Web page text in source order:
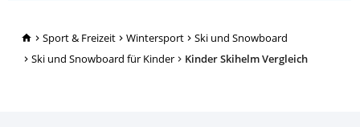
TopRatgeber24.de
Sport & Freizeit Wintersport
Ski und Snowboard
Ski und Snowboard für Kinder
Kinder Skihelm Vergleich